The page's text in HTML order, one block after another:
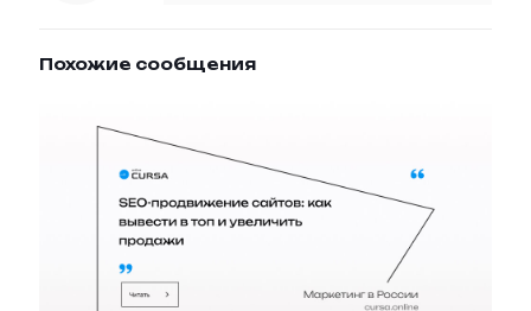
Похожие сообщения